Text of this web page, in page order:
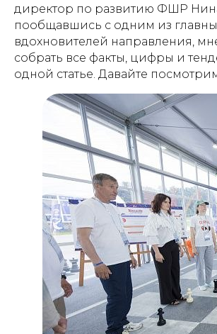
директор по развитию ФШР
пообщавшись с одним из
вдохновителей направления,
собрать все факты, цифры и
одной статье. Давайте